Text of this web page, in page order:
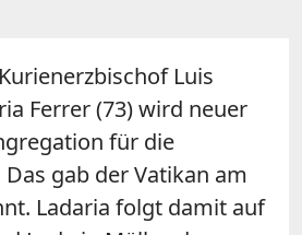
Luis
Ferrer (73) wird neuer
für die
gab der Vatikan am
Ladaria folgt damit auf